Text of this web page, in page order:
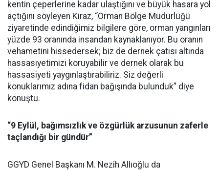
kentin çeperlerine kadar ulaştığını ve büyük hasara yol
açtığını söyleyen Kiraz, “Orman Bölge Müdürlüğü
ziyaretinde edindiğimiz bilgilere göre, orman yangınları
yüzde 93 oranında insandan kaynaklanıyor. Bu oranın
vehametini hissedersek; biz de dernek çatısı altında
hassasiyetimizi koruyabilir ve dernek olarak bu
hassasiyeti yaygınlaştırabiliriz. Siz değerli
konuklarımız adına fidan bağışında bulunduk” diye
konuştu.
“9 Eylül, bağımsızlık ve özgürlük arzusunun zaferle
taçlandığı bir gündür”
GGYD Genel Başkanı M. Nezih Allıoğlu da